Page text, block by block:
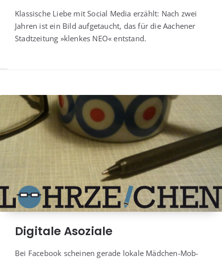
Klas­si­sche Lie­be mit Social Media erzählt: Nach zwei
Jah­ren ist ein Bild auf­ge­taucht, das für die Aache­ner
Stadt­zei­tung »klen­kes NEO« entstand.
Digitale Asoziale
Bei Face­book schei­nen gera­de loka­le Mäd­chen-Mob­